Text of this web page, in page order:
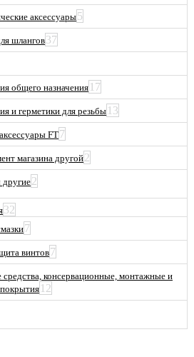
аксессуары5
шлангов37
общего назначения 17
и герметики для резьбы 13
FT7
магазина другой2
2
32
7
винтов7
консервационные, монтажные и
12